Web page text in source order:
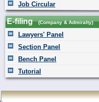
Job Circular
E-filing (Company & Admiralty)
Lawyers' Panel
Section Panel
Bench Panel
Tutorial